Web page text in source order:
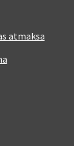
atmaksa